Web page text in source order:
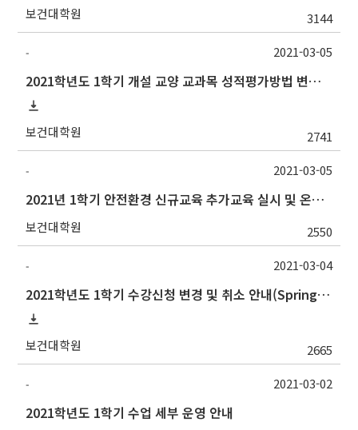
보건대학원 3144
-
2021학년도 1학기 개설 교양 교과목 성적평가방법 변경 안내
보건대학원 2741
2021-03-05
-
2021년 1학기 안전환경 신규교육 추가교육 실시 및 온라인(강좌)교육 수강기간 연장 안내
보건대학원 2550
2021-03-05
-
2021학년도 1학기 수강신청 변경 및 취소 안내(Spring Semester 2021 Course Registration Change & Drop Guidelines)
보건대학원 2665
2021-03-04
-
2021학년도 1학기 수업 세부 운영 안내
2021-03-02